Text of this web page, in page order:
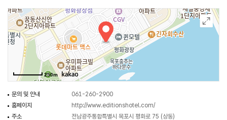
성공적인 비즈니스를 위한 맞춤형 서비스를 지원하고 있다. 즐거운 추억을 만들
수 있는 플레이존도 운영 중이며, 레트로 게임기와 벤딩머신 등 다양한 즐길
거리를 제공한다. 피트니스 공간에는 다양한 근력 및 유산소 운동기구가
구비되어 있어, 투숙객이 에너지를 충전하고 건강한 일상을 이어갈 수 있도록
최적의 환경을 갖추고 있다.
250m
문의 및 안내
061-260-2900
홈페이지
http://www.editionshotel.com/
주소
전남광주통합특별시 목포시 평화로 75 (상동)